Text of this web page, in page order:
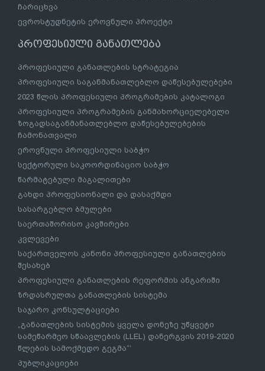
ჩარიცხვა
ევროსტუდნეტის ეროვნული პროექტი
პროფესიული განათლება
პროფესიული განათლების სტრატეგია
პროფესიული საგანმანათლებლო დაწესებულებები
2023 წლის პროფესიული პროგრამების კატალოგი
პროფესიული პროგრამების განმახორციელებელი
ზოგადსაგანმანათლებლო დაწესებულებების
ჩამონათვალი
ეროვნული პროფესიული საბჭო
სექტორული საკოორდინაციო საბჭო
წარმატებული მაგალითები
გახდი პროფესიონალი და დასაქმდი
სასარგებლო ბმულები
საერთაშორისო კავშირები
კვლევები
საქართველოს კანონი პროფესიული განათლების
შესახებ
პროფესიული განათლების რეფორმის ანგარიში
ზრდასრულთა განათლების სისტემა
საჯარო კონსულტაციები
„განათლების სისტემის ყველა დონეზე უწყვეტი
სამეწარმეო სწაავლების (LLEL) დანერგვის 2019-2020
წლების სამოქმედო გეგმა“’
პუბლიკაციები